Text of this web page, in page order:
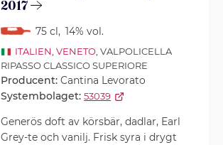
2017
75 cl, 14% vol.
ITALIEN VENETO, VALPOLICELLA
RIPASSO CLASSICO SUPERIORE
Producent:Cantina Levorato
Systembolaget: 53039
Generös doft av körsbär, dadlar, Earl
Grey-te och vanilj. Frisk syra i drygt